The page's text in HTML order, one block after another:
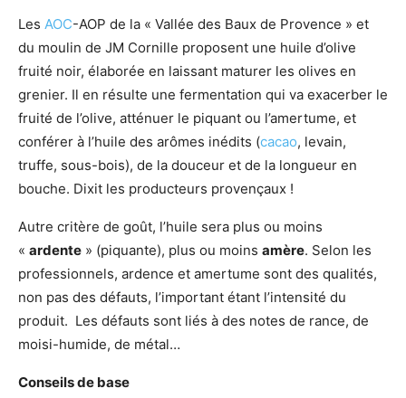
Les AOC-AOP de la « Vallée des Baux de Provence » et
du moulin de JM Cornille proposent une huile d’olive
fruité noir, élaborée en laissant maturer les olives en
grenier. Il en résulte une fermentation qui va exacerber le
fruité de l’olive, atténuer le piquant ou l’amertume, et
conférer à l’huile des arômes inédits (cacao, levain,
truffe, sous-bois), de la douceur et de la longueur en
bouche. Dixit les producteurs provençaux !
Autre critère de goût, l’huile sera plus ou moins
« ardente » (piquante), plus ou moins amère. Selon les
professionnels, ardence et amertume sont des qualités,
non pas des défauts, l’important étant l’intensité du
produit. Les défauts sont liés à des notes de rance, de
moisi-humide, de métal…
Conseils de base